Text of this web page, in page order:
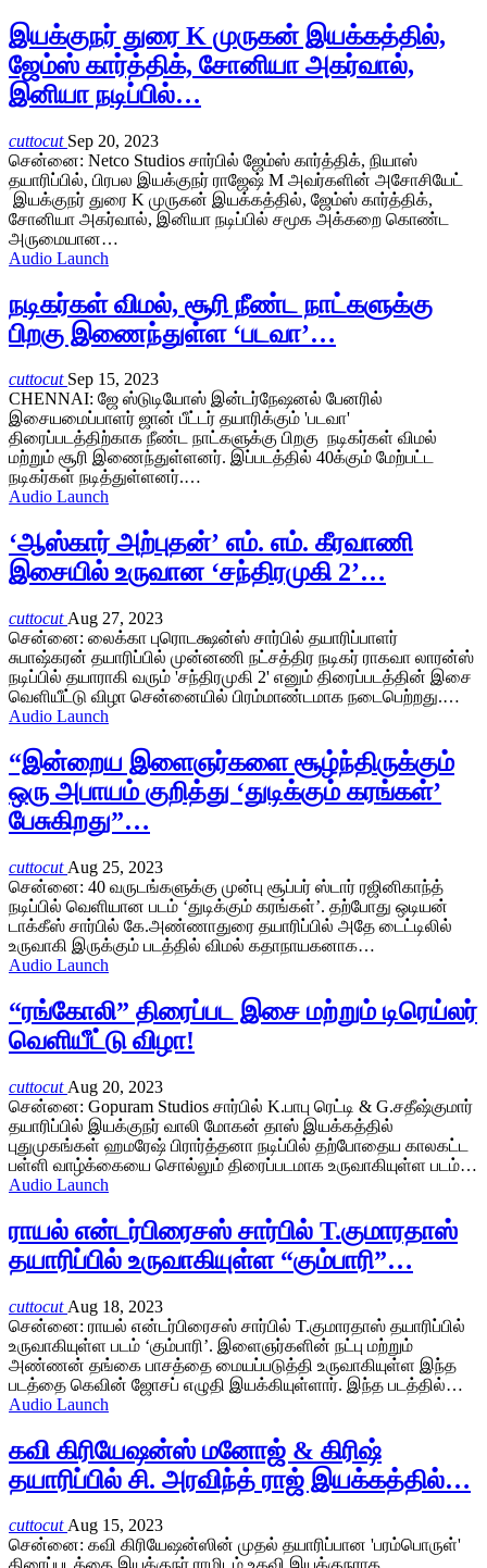
இயக்குநர் துரை K முருகன் இயக்கத்தில்,
ஜேம்ஸ் கார்த்திக், சோனியா அகர்வால்,
இனியா நடிப்பில்…
cuttocut Sep 20, 2023
சென்னை: Netco Studios சார்பில் ஜேம்ஸ் கார்த்திக், நியாஸ்
தயாரிப்பில், பிரபல இயக்குநர் ராஜேஷ் M அவர்களின் அசோசியேட்
இயக்குநர் துரை K முருகன் இயக்கத்தில், ஜேம்ஸ் கார்த்திக்,
சோனியா அகர்வால், இனியா நடிப்பில் சமூக அக்கறை கொண்ட
அருமையான…
Audio Launch
நடிகர்கள் விமல், சூரி நீண்ட நாட்களுக்கு
பிறகு இணைந்துள்ள ‘படவா’…
cuttocut Sep 15, 2023
CHENNAI: ஜே ஸ்டுடியோஸ் இன்டர்நேஷனல் பேனரில்
இசையமைப்பாளர் ஜான் பீட்டர் தயாரிக்கும் 'படவா'
திரைப்படத்திற்காக நீண்ட நாட்களுக்கு பிறகு நடிகர்கள் விமல்
மற்றும் சூரி இணைந்துள்ளனர். இப்படத்தில் 40க்கும் மேற்பட்ட
நடிகர்கள் நடித்துள்ளனர்.…
Audio Launch
‘ஆஸ்கார் அற்புதன்’ எம். எம். கீரவாணி
இசையில் உருவான ‘சந்திரமுகி 2’…
cuttocut Aug 27, 2023
சென்னை: லைக்கா புரொடக்ஷன்ஸ் சார்பில் தயாரிப்பாளர்
சுபாஷ்கரன் தயாரிப்பில் முன்னணி நட்சத்திர நடிகர் ராகவா லாரன்ஸ்
நடிப்பில் தயாராகி வரும் 'சந்திரமுகி 2' எனும் திரைப்படத்தின் இசை
வெளியீட்டு விழா சென்னையில் பிரம்மாண்டமாக நடைபெற்றது.…
Audio Launch
“இன்றைய இளைஞர்களை சூழ்ந்திருக்கும்
ஒரு அபாயம் குறித்து ‘துடிக்கும் கரங்கள்’
பேசுகிறது”…
cuttocut Aug 25, 2023
சென்னை: 40 வருடங்களுக்கு முன்பு சூப்பர் ஸ்டார் ரஜினிகாந்த்
நடிப்பில் வெளியான படம் ‘துடிக்கும் கரங்கள்’. தற்போது ஒடியன்
டாக்கீஸ் சார்பில் கே.அண்ணாதுரை தயாரிப்பில் அதே டைட்டிலில்
உருவாகி இருக்கும் படத்தில் விமல் கதாநாயகனாக…
Audio Launch
“ரங்கோலி” திரைப்பட இசை மற்றும் டிரெய்லர்
வெளியீட்டு விழா!
cuttocut Aug 20, 2023
சென்னை: Gopuram Studios சார்பில் K.பாபு ரெட்டி & G.சதீஷ்குமார்
தயாரிப்பில் இயக்குநர் வாலி மோகன் தாஸ் இயக்கத்தில்
புதுமுகங்கள் ஹமரேஷ் பிரார்த்தனா நடிப்பில் தற்போதைய காலகட்ட
பள்ளி வாழ்க்கையை சொல்லும் திரைப்படமாக உருவாகியுள்ள படம்…
Audio Launch
ராயல் என்டர்பிரைசஸ் சார்பில் T.குமாரதாஸ்
தயாரிப்பில் உருவாகியுள்ள “கும்பாரி”…
cuttocut Aug 18, 2023
சென்னை: ராயல் என்டர்பிரைசஸ் சார்பில் T.குமாரதாஸ் தயாரிப்பில்
உருவாகியுள்ள படம் ‘கும்பாரி’. இளைஞர்களின் நட்பு மற்றும்
அண்ணன் தங்கை பாசத்தை மையப்படுத்தி உருவாகியுள்ள இந்த
படத்தை கெவின் ஜோசப் எழுதி இயக்கியுள்ளார். இந்த படத்தில்…
Audio Launch
கவி கிரியேஷன்ஸ் மனோஜ் & கிரிஷ்
தயாரிப்பில் சி. அரவிந்த் ராஜ் இயக்கத்தில்…
cuttocutAug 15, 2023
சென்னை: கவி கிரியேஷன்ஸின் முதல் தயாரிப்பான 'பரம்பொருள்'